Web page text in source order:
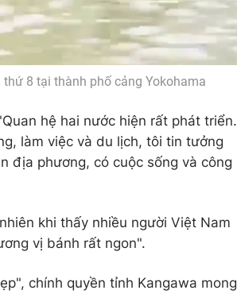
8 tại thành phố cảng Yokohama
hệ hai nước hiện rất phát triển.
làm việc và du lịch, tôi tin tưởng
địa phương, có cuộc sống và công
khi thấy nhiều người Việt Nam
vị bánh rất ngon".
chính quyền tỉnh Kangawa mong